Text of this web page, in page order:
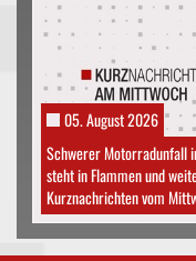
05. August 2026
Schwerer Motorradunfall
steht in Flammen und
Kurznachrichten vom